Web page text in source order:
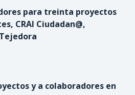
para treinta proyectos
CRAI Ciudadan@,
Tejedora
y a colaboradores en